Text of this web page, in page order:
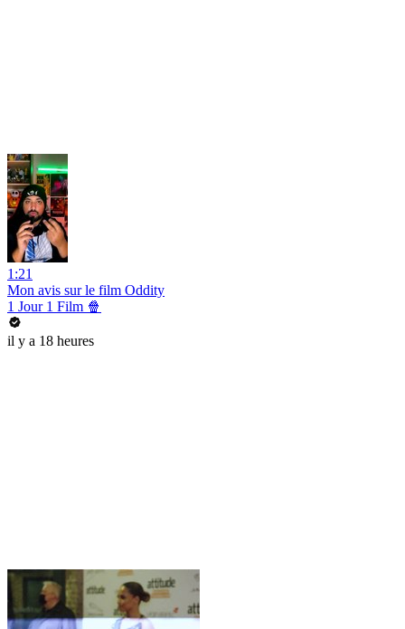
1:21
Mon avis sur le film Oddity
1 Jour 1 Film 🍿
il y a 18 heures